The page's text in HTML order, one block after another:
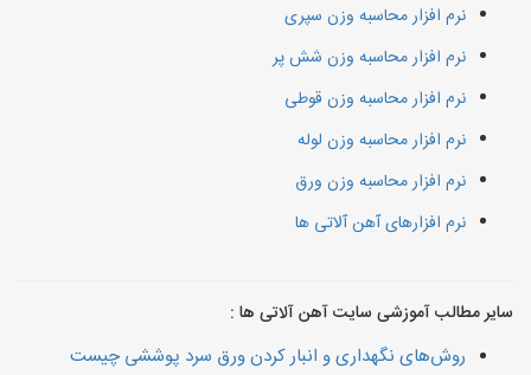
نرم افزار محاسبه وزن سپری
نرم افزار محاسبه وزن شش پر
نرم افزار محاسبه وزن قوطی
نرم افزار محاسبه وزن لوله
نرم افزار محاسبه وزن ورق
نرم افزارهای آهن آلاتی ها
سایر مطالب آموزشی سایت آهن آلاتی ها :
روش‌های نگهداری و انبار کردن ورق سرد پوششی چیست